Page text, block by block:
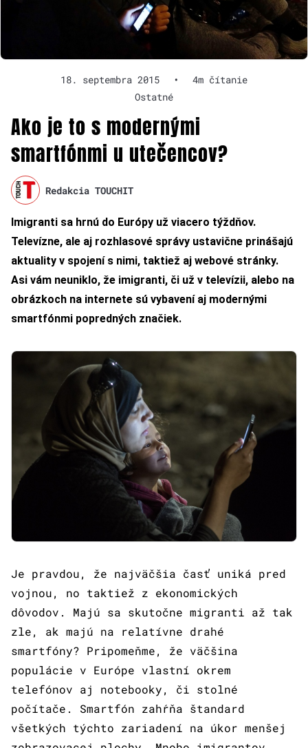
18. septembra 2015 •
4m čítanie
Ostatné
Ako je to s modernými
smartfónmi u utečencov?
Redakcia TOUCHIT
Imigranti sa hrnú do Európy už viacero týždňov.
Televízne, ale aj rozhlasové správy ustavične prinášajú
aktuality v spojení s nimi, taktiež aj webové stránky.
Asi vám neuniklo, že imigranti, či už v televízii, alebo na
obrázkoch na internete sú vybavení aj modernými
smartfónmi popredných značiek.
Je pravdou, že najväčšia časť uniká pred
vojnou, no taktiež z ekonomických
dôvodov. Majú sa skutočne migranti až tak
zle, ak majú na relatívne drahé
smartfóny? Pripomeňme, že väčšina
populácie v Európe vlastní okrem
telefónov aj notebooky, či stolné
počítače. Smartfón zahŕňa štandard
všetkých týchto zariadení na úkor menšej